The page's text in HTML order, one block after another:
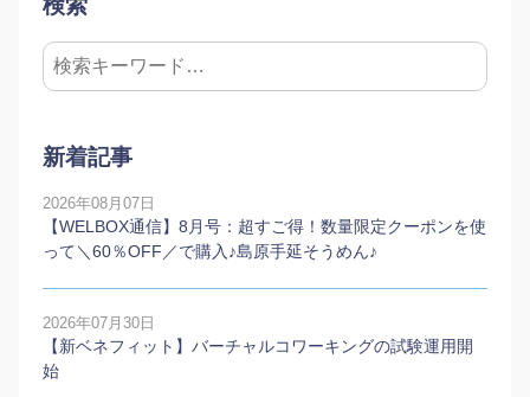
検索
新着記事
2026年08月07日
【WELBOX通信】8月号：超すご得！数量限定クーポンを使
って＼60％OFF／で購入♪島原手延そうめん♪
2026年07月30日
【新ベネフィット】バーチャルコワーキングの試験運用開
始